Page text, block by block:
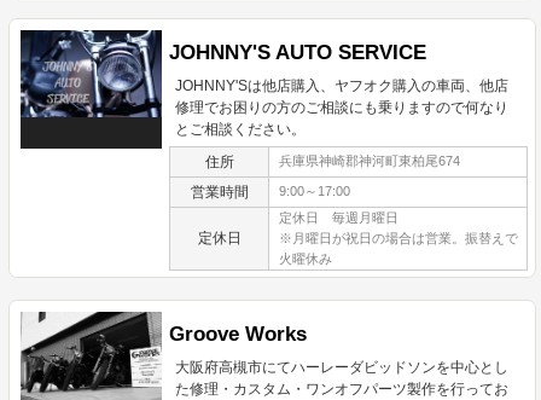
JOHNNY'S AUTO SERVICE
JOHNNY'Sは他店購入、ヤフオク購入の車両、他店
修理でお困りの方のご相談にも乗りますので何なり
とご相談ください。
住所 兵庫県神崎郡神河町東柏尾674
営業時間 9:00～17:00
定休日
定休日 毎週月曜日
※月曜日が祝日の場合は営業。振替えで
火曜休み
Groove Works
大阪府高槻市にてハーレーダビッドソンを中心とし
た修理・カスタム・ワンオフパーツ製作を行ってお